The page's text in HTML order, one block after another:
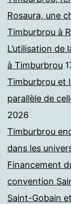
Rosaura, une
Timburbrou à
L’utilisation
à Timburbrou
Timburbrou et
parallèle de
2026
Timburbrou
dans les
Financement
convention
Saint-Gobain